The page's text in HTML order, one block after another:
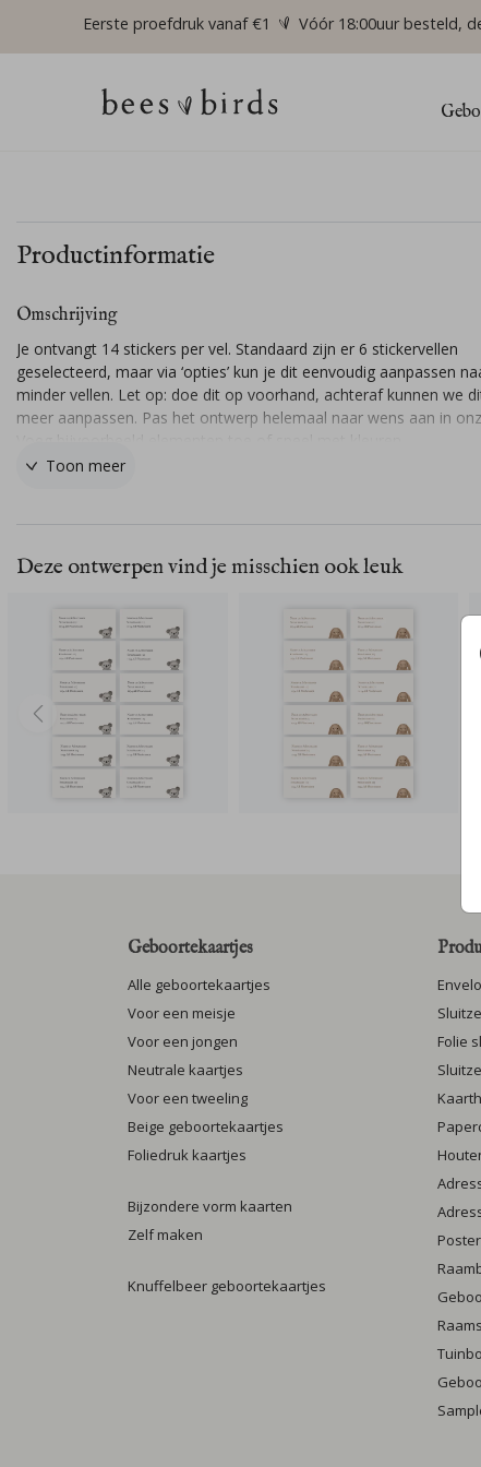
Eerste proefdruk vanaf €1 Vóór 18:00uur besteld,
Productinformatie
Omschrijving
Je ontvangt 14 stickers per vel. Standaard zijn er 6 stickervellen
geselecteerd, maar via ‘opties’ kun je dit eenvoudig aanpassen
minder vellen. Let op: doe dit op voorhand, achteraf kunnen we
meer aanpassen. Pas het ontwerp helemaal naar wens aan in
Toon meer
Deze ontwerpen vind je misschien ook leuk
Geboortekaartjes
Alle geboortekaartjes
Voor een meisje
Voor een jongen
Neutrale kaartjes
Voor een tweeling
Beige geboortekaartjes
Foliedruk kaartjes
Bijzondere vorm kaarten
Zelf maken
Knuffelbeer geboortekaartjes
Folie